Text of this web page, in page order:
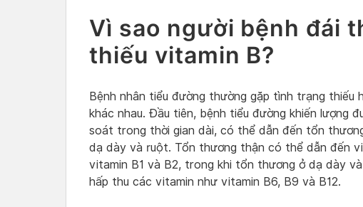
Vì sao người bệnh đái
thiếu vitamin B?
Bệnh nhân tiểu đường thường gặp tình trạng thiếu
khác nhau. Đầu tiên, bệnh tiểu đường khiến lượng
soát trong thời gian dài, có thể dẫn đến tổn
dạ dày và ruột. Tổn thương thận có thể dẫn đến
vitamin B1 và B2, trong khi tổn thương ở dạ dày
hấp thu các vitamin như vitamin B6, B9 và B12.